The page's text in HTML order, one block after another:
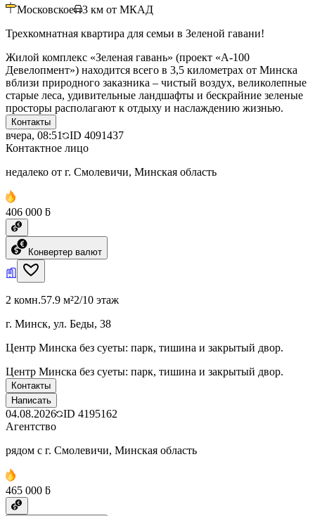
Московское 3 км от МКАД
Трехкомнатная квартира для семьи в Зеленой гавани!
Жилой комплекс «Зеленая гавань» (проект «А-100
Девелопмент») находится всего в 3,5 километрах от Минска
вблизи природного заказника – чистый воздух, великолепные
старые леса, удивительные ландшафты и бескрайние зеленые
просторы располагают к отдыху и наслаждению жизнью.
Контакты
вчера, 08:51 ID 4091437
Контактное лицо
недалеко от г. Смолевичи, Минская область
406 000 ƃ
Конвертер валют
2 комн.57.9 м²2/10 этаж
г. Минск, ул. Беды, 38
Центр Минска без суеты: парк, тишина и закрытый двор.
Центр Минска без суеты: парк, тишина и закрытый двор.
Контакты
Написать
04.08.2026 ID 4195162
Агентство
рядом с г. Смолевичи, Минская область
465 000 ƃ